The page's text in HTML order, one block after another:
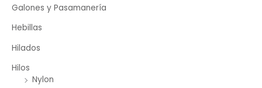
Galones y Pasamanería
Hebillas
Hilados
Hilos
Nylon